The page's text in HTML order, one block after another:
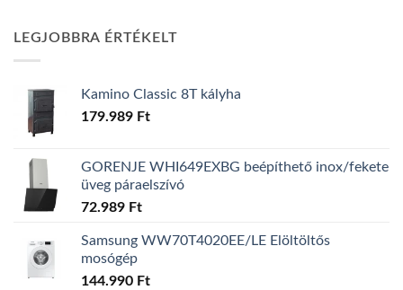
157.990 Ft.
LEGJOBBRA ÉRTÉKELT
Kamino Classic 8T kályha
179.989 Ft
GORENJE WHI649EXBG beépíthető inox/fekete
üveg páraelszívó
72.989 Ft
Samsung WW70T4020EE/LE Elöltöltős
mosógép
144.990 Ft